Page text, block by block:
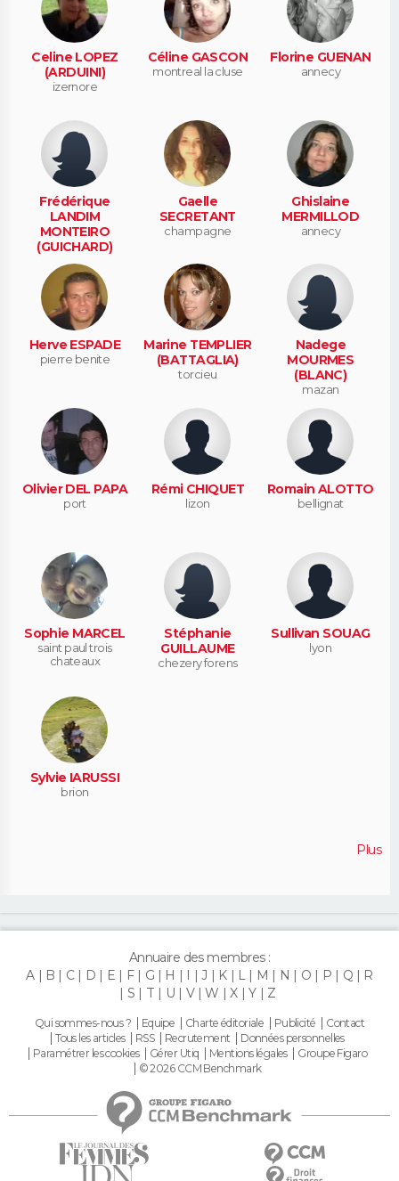
Celine LOPEZ
(ARDUINI)
izernore
Céline GASCON
montreal la cluse
Florine GUENAN
annecy
Frédérique
LANDIM
MONTEIRO
(GUICHARD)
oyonnax
Gaelle
SECRETANT
champagne
Ghislaine
MERMILLOD
annecy
Herve ESPADE
pierre benite
Marine TEMPLIER
(BATTAGLIA)
torcieu
Nadege
MOURMES
(BLANC)
mazan
Olivier DEL PAPA
port
Rémi CHIQUET
lizon
Romain ALOTTO
bellignat
Sophie MARCEL
saint paul trois
chateaux
Stéphanie
GUILLAUME
chezery forens
Sullivan SOUAG
lyon
Sylvie IARUSSI
brion
Plus
Annuaire des membres :
A
B C D E F G H J K L M N O P Q
R
S
T U V W X Y Z
Qui sommes-nous ? Equipe Charte éditoriale Publicité
Contact
Tous les articles
RSS Recrutement
Données personnelles
Paramétrer les cookies
Gérer Utiq Mentions légales
Groupe Figaro
© 2026 CCM Benchmark